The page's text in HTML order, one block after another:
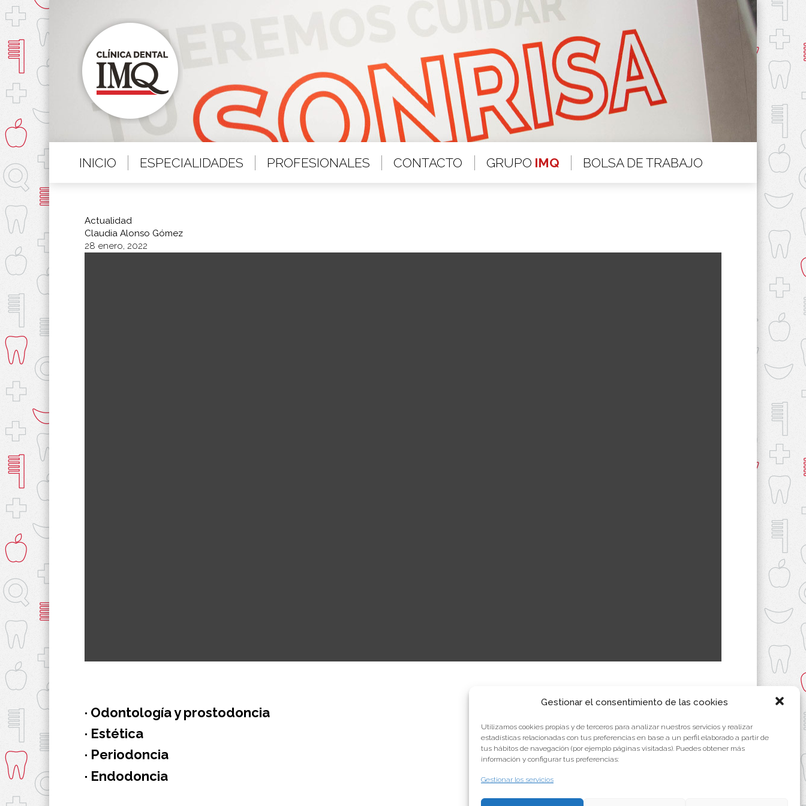
Gestionar el consentimiento de las cookies
Utilizamos cookies propias y de terceros para analizar nuestros servicios y realizar
estadísticas relacionadas con tus preferencias en base a un perfil elaborado a partir de
tus hábitos de navegación (por ejemplo páginas visitadas). Puedes obtener más
información y configurar tus preferencias:
Gestionar los servicios
INICIO ESPECIALIDADES PROFESIONALES CONTACTO GRUPO BOLSA DE TRABAJO
Actualidad
Claudia Alonso Gómez
28 enero, 2022
· Odontología y prostodoncia
· Estética
· Periodoncia
· Endodoncia